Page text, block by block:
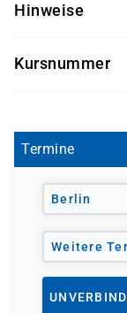
Hinweise
Kursnummer
Termine
Berlin
Weitere